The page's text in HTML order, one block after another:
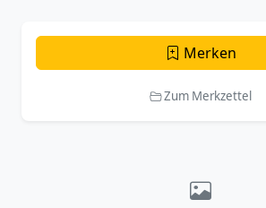
Merken
Zum Merkzettel